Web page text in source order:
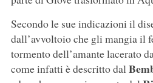
Secondo le sue indicazioni il
dall’avvoltoio che gli mangia il
tormento dell’amante lacerato
come infatti è descritto dal